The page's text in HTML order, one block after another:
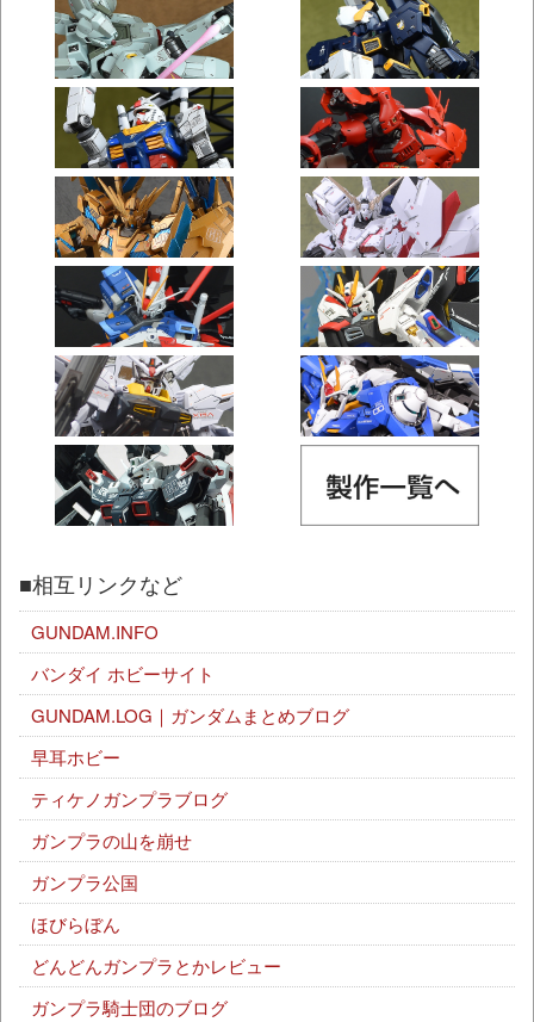
■相互リンクなど
GUNDAM.INFO
バンダイ ホビーサイト
GUNDAM.LOG｜ガンダムまとめブログ
早耳ホビー
ティケノガンプラブログ
ガンプラの山を崩せ
ガンプラ公国
ほびらぼん
どんどんガンプラとかレビュー
ガンプラ騎士団のブログ